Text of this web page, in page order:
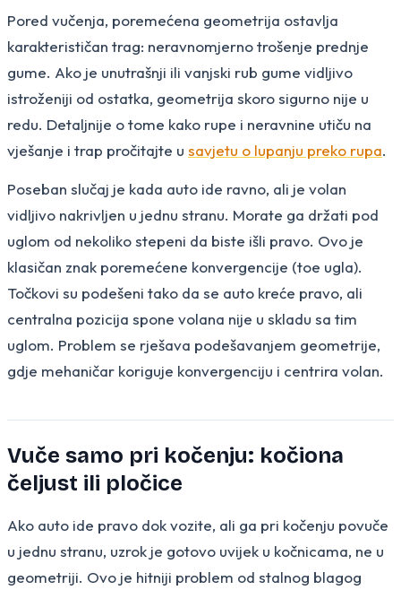
Pored vučenja, poremećena geometrija ostavlja
karakterističan trag: neravnomjerno trošenje prednje
gume. Ako je unutrašnji ili vanjski rub gume vidljivo
istroženiji od ostatka, geometrija skoro sigurno nije u
redu. Detaljnije o tome kako rupe i neravnine utiču na
vješanje i trap pročitajte u savjetu o lupanju preko rupa.
Poseban slučaj je kada auto ide ravno, ali je volan
vidljivo nakrivljen u jednu stranu. Morate ga držati pod
uglom od nekoliko stepeni da biste išli pravo. Ovo je
klasičan znak poremećene konvergencije (toe ugla).
Točkovi su podešeni tako da se auto kreće pravo, ali
centralna pozicija spone volana nije u skladu sa tim
uglom. Problem se rješava podešavanjem geometrije,
gdje mehaničar koriguje konvergenciju i centrira volan.
Vuče samo pri kočenju: kočiona
čeljust ili pločice
Ako auto ide pravo dok vozite, ali ga pri kočenju povuče
u jednu stranu, uzrok je gotovo uvijek u kočnicama, ne u
geometriji. Ovo je hitniji problem od stalnog blagog